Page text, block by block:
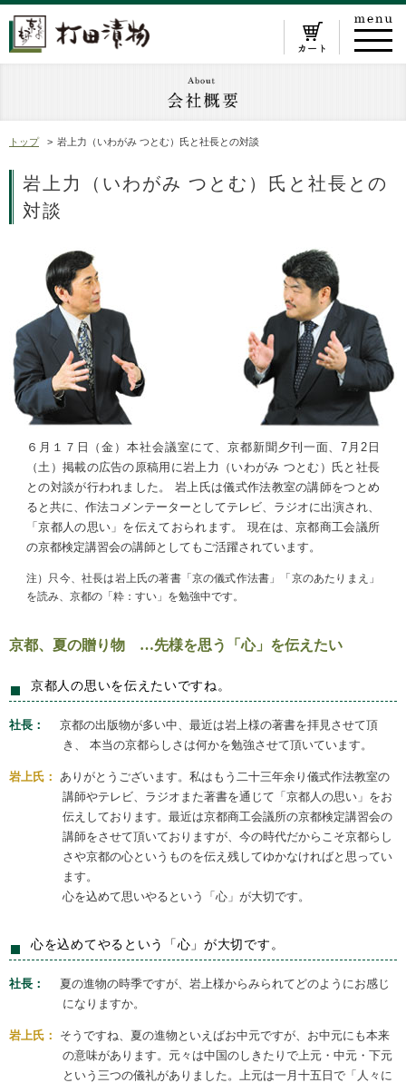
トップ 岩上力（いわがみ つとむ）氏と社長との対談
岩上力（いわがみ つとむ）氏と社長との
対談
６月１７日（金）本社会議室にて、京都新聞夕刊一面、7月2日
（土）掲載の広告の原稿用に岩上力（いわがみ つとむ）氏と社長
との対談が行われました。 岩上氏は儀式作法教室の講師をつとめ
ると共に、作法コメンテーターとしてテレビ、ラジオに出演され、
「京都人の思い」を伝えておられます。 現在は、京都商工会議所
の京都検定講習会の講師としてもご活躍されています。
注）只今、社長は岩上氏の著書「京の儀式作法書」「京のあたりまえ」
を読み、京都の「粋：すい」を勉強中です。
京都、夏の贈り物 …先様を思う「心」を伝えたい
京都人の思いを伝えたいですね。
社長：
京都の出版物が多い中、最近は岩上様の著書を拝見させて頂
き、 本当の京都らしさは何かを勉強させて頂いています。
岩上氏： ありがとうございます。私はもう二十三年余り儀式作法教室の
講師やテレビ、ラジオまた著書を通じて「京都人の思い」をお
伝えしております。最近は京都商工会議所の京都検定講習会の
講師をさせて頂いておりますが、今の時代だからこそ京都らし
さや京都の心というものを伝え残してゆかなければと思ってい
ます。
心を込めて思いやるという「心」が大切です。
心を込めてやるという「心」が大切です。
社長：
夏の進物の時季ですが、岩上様からみられてどのようにお感じ
になりますか。
岩上氏：
そうですね、夏の進物といえばお中元ですが、お中元にも本来
の意味があります。元々は中国のしきたりで上元・中元・下元
という三つの儀礼がありました。上元は一月十五日で「人々に